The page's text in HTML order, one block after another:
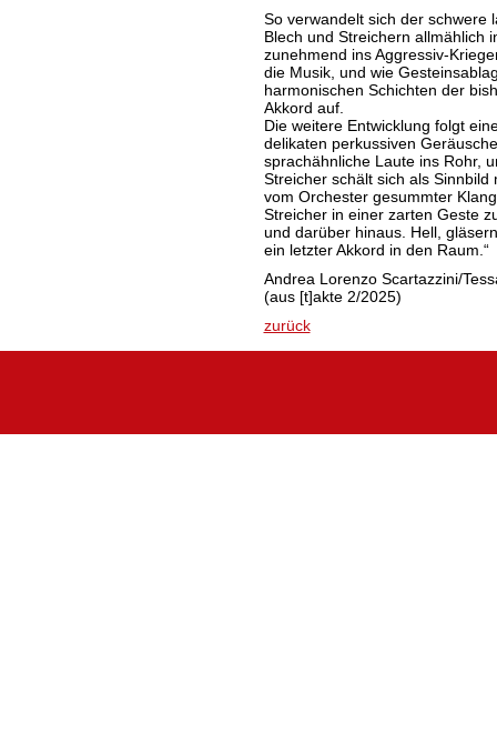
So verwandelt sich der schwere
Blech und Streichern allmählich
zunehmend ins Aggressiv-
die Musik, und wie
harmonischen Schichten der
Akkord auf.
Die weitere Entwicklung folgt
delikaten perkussiven
sprachähnliche Laute ins Rohr,
Streicher schält sich als
vom Orchester gesummter
Streicher in einer zarten Geste
und darüber hinaus. Hell,
ein letzter Akkord in den
Andrea Lorenzo Scartazzini/
(aus [t]akte 2/2025)
zurück